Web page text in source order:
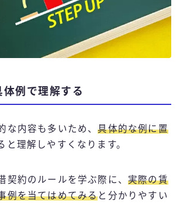
例で理解する
な内容も多いため、具体的な例に置
と理解しやすくなります。
契約のルールを学ぶ際に、実際の賃
例を当てはめてみると分かりやすい